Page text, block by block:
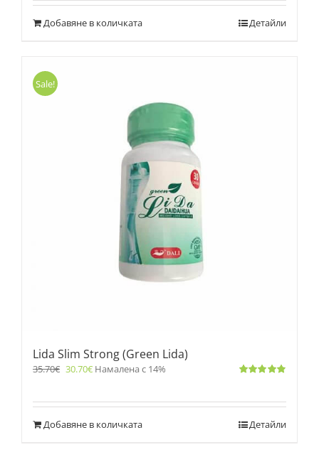
Добавяне в количката Детайли
Sale!
Lida Slim Strong (Green Lida)
35.70€ 30.70€ Намалена с 14%
Добавяне в количката Детайли